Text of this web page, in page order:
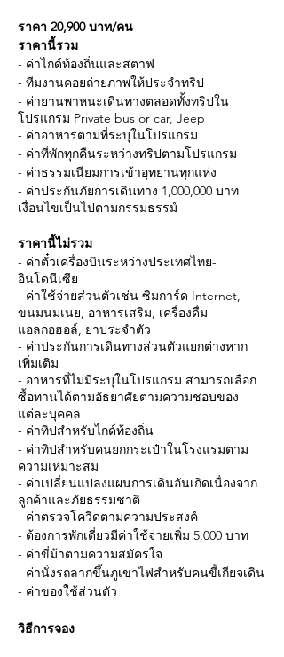
ราคา 20,900 บาท/คน
ราคานี้รวม
- ค่าไกด์ท้องถิ่นและสตาฟ
- ทีมงานคอยถ่ายภาพให้ประจำทริป
- ค่ายานพาหนะเดินทางตลอดทั้งทริปใน
โปรแกรม Private bus or car, Jeep
- ค่าอาหารตามที่ระบุในโปรแกรม
- ค่าที่พักทุกคืนระหว่างทริปตามโปรแกรม
- ค่าธรรมเนียมการเข้าอุทยานทุกแห่ง
- ค่าประกันภัยการเดินทาง 1,000,000 บาท
เงื่อนไขเป็นไปตามกรรมธรรม์
ราคานี้ไม่รวม
- ค่าตั๋วเครื่องบินระหว่างประเทศไทย-
อินโดนีเซีย
- ค่าใช้จ่ายส่วนตัวเช่น ซิมการ์ด Internet,
ขนมนมเนย, อาหารเสริม, เครื่องดื่ม
แอลกอฮอล์, ยาประจำตัว
- ค่าประกันการเดินทางส่วนตัวแยกต่างหาก
เพิ่มเติม
- อาหารที่ไม่มีระบุในโปรแกรม สามารถเลือก
ซื้อทานได้ตามอัธยาศัยตามความชอบของ
แต่ละบุคคล
- ค่าทิปสำหรับไกด์ท้องถิ่น
- ค่าทิปสำหรับคนยกกระเป๋าในโรงแรมตาม
ความเหมาะสม
- ค่าเปลี่ยนแปลงแผนการเดินอันเกิดเนื่องจาก
ลูกค้าและภัยธรรมชาติ
- ค่าตรวจโควิดตามความประสงค์
- ต้องการพักเดี่ยวมีค่าใช้จ่ายเพิ่ม 5,000 บาท
- ค่าขี่ม้าตามความสมัครใจ
- ค่านั่งรถลากขึ้นภูเขาไฟสำหรับคนขี้เกียจเดิน
- ค่าของใช้ส่วนตัว
วิธีการจอง